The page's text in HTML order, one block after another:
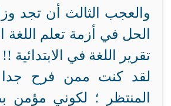
والعجب الثالث أن تجد
الحل في أزمة تعلم اللغة
تقرير اللغة في الابتدائية !!
لقد كنت ممن فرح جدا
المنتظر ؛ لكوني مؤمن